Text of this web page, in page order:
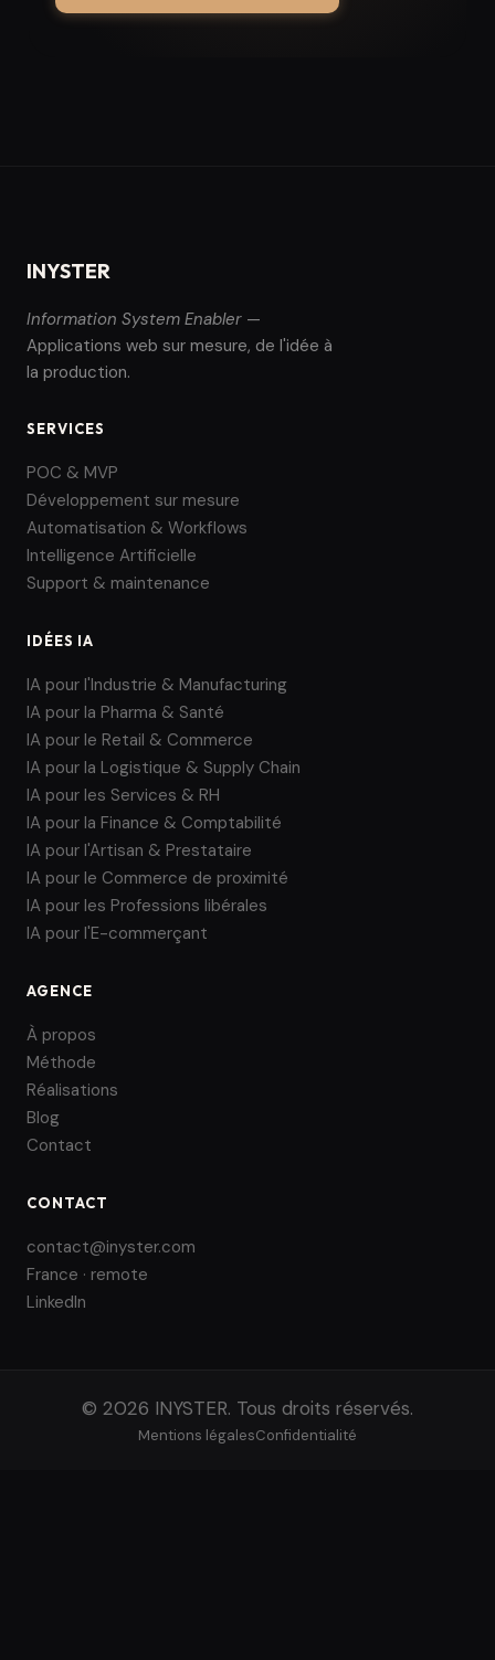
INYSTER
Information System Enabler —
Applications web sur mesure, de l'idée à
la production.
SERVICES
POC & MVP
Développement sur mesure
Automatisation & Workflows
Intelligence Artificielle
Support & maintenance
IDÉES IA
IA pour l'Industrie & Manufacturing
IA pour la Pharma & Santé
IA pour le Retail & Commerce
IA pour la Logistique & Supply Chain
IA pour les Services & RH
IA pour la Finance & Comptabilité
IA pour l'Artisan & Prestataire
IA pour le Commerce de proximité
IA pour les Professions libérales
IA pour l'E-commerçant
AGENCE
À propos
Méthode
Réalisations
Blog
Contact
CONTACT
contact@inyster.com
France · remote
LinkedIn
© 2026 INYSTER. Tous droits réservés.
Mentions légalesConfidentialité